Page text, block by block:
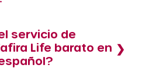
servicio de
Life barato en